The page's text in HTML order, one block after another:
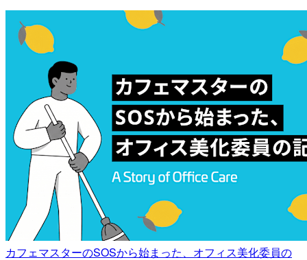
カフェマスターのSOSから始まった、オフィス美化委員の